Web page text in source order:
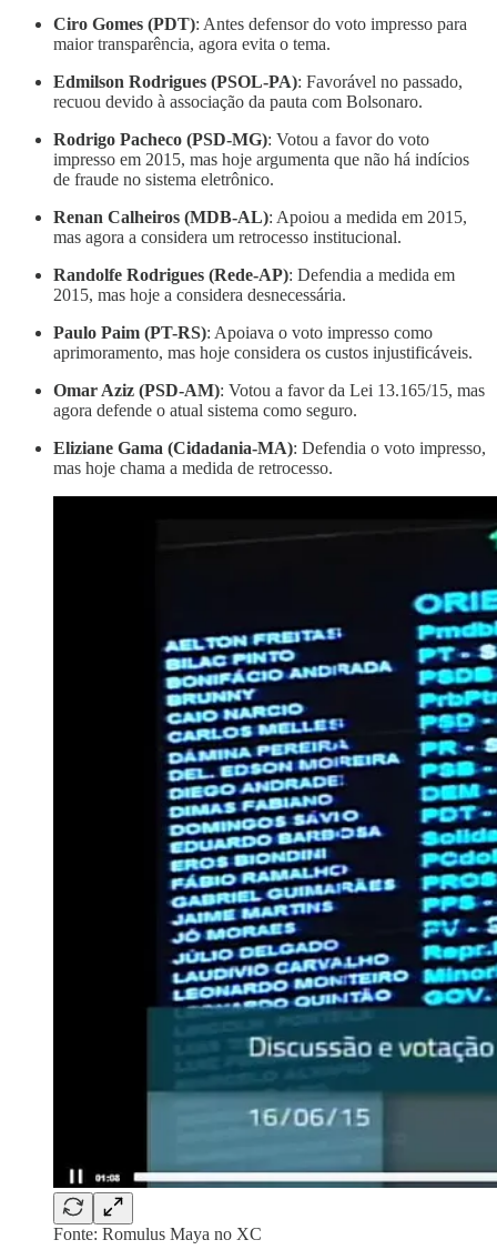
Ciro Gomes (PDT): Antes defensor do voto impresso para
maior transparência, agora evita o tema.
Edmilson Rodrigues (PSOL-PA): Favorável no passado,
recuou devido à associação da pauta com Bolsonaro.
Rodrigo Pacheco (PSD-MG): Votou a favor do voto
impresso em 2015, mas hoje argumenta que não há indícios
de fraude no sistema eletrônico.
Renan Calheiros (MDB-AL): Apoiou a medida em 2015,
mas agora a considera um retrocesso institucional.
Randolfe Rodrigues (Rede-AP): Defendia a medida em
2015, mas hoje a considera desnecessária.
Paulo Paim (PT-RS): Apoiava o voto impresso como
aprimoramento, mas hoje considera os custos injustificáveis.
Omar Aziz (PSD-AM): Votou a favor da Lei 13.165/15, mas
agora defende o atual sistema como seguro.
Eliziane Gama (Cidadania-MA): Defendia o voto impresso,
mas hoje chama a medida de retrocesso.
Fonte: Romulus Maya no XC